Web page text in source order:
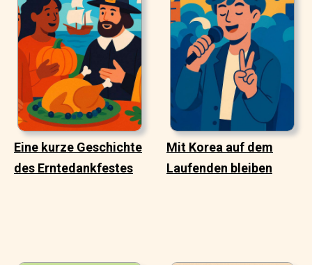
Eine kurze Geschichte
des Erntedankfestes
Mit Korea auf dem
Laufenden bleiben